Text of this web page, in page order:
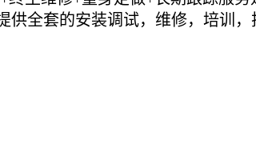
供全套的安装调试，维修，培训，